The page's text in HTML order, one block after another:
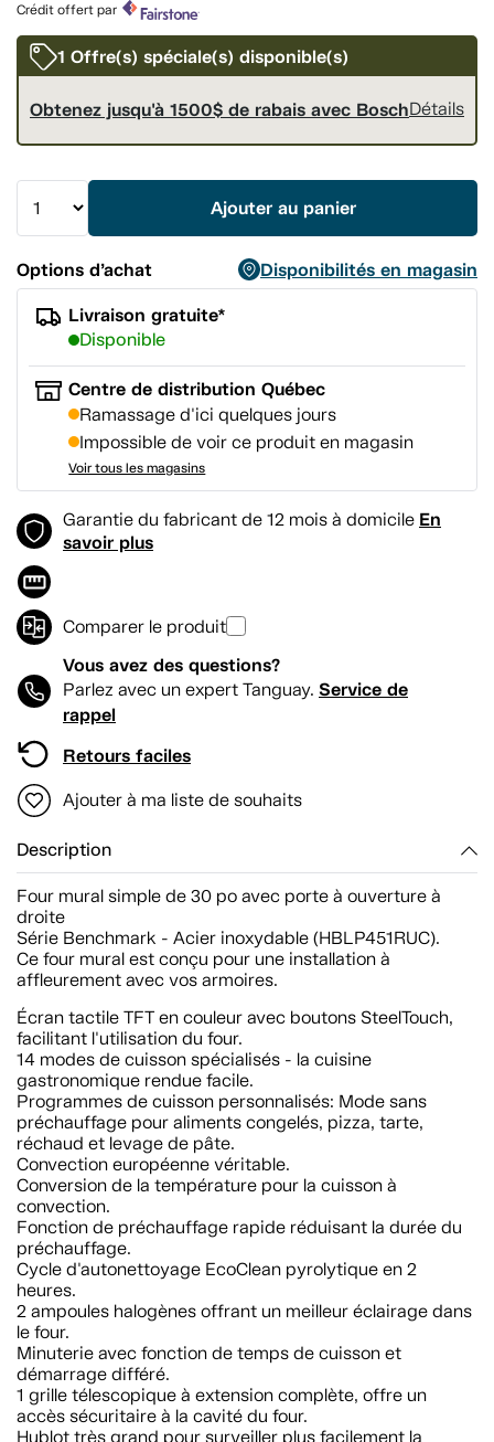
Lien
vers
la
même
Crédit offert par
1 Offre(s) spéciale(s) disponible(s)
Obtenez jusqu'à 1500$ de rabais avec BoschDétails
Ajouter au panier
Options d’achat
Disponibilités en magasin
Livraison gratuite*
Disponible
Centre de distribution Québec
Ramassage d'ici quelques jours
Impossible de voir ce produit en magasin
Voir tous les magasins
Garantie du fabricant de 12 mois à domicile En
savoir plus
Comparer le produit
Vous avez des questions?
Parlez avec un expert Tanguay. Service de
rappel
Retours faciles
Ajouter à ma liste de souhaits
Description
Four mural simple de 30 po avec porte à ouverture à
droite
Série Benchmark - Acier inoxydable (HBLP451RUC).
Ce four mural est conçu pour une installation à
affleurement avec vos armoires.
Écran tactile TFT en couleur avec boutons SteelTouch,
facilitant l'utilisation du four.
14 modes de cuisson spécialisés - la cuisine
gastronomique rendue facile.
Programmes de cuisson personnalisés: Mode sans
préchauffage pour aliments congelés, pizza, tarte,
réchaud et levage de pâte.
Convection européenne véritable.
Conversion de la température pour la cuisson à
convection.
Fonction de préchauffage rapide réduisant la durée du
préchauffage.
Cycle d'autonettoyage EcoClean pyrolytique en 2
heures.
2 ampoules halogènes offrant un meilleur éclairage dans
le four.
Minuterie avec fonction de temps de cuisson et
démarrage différé.
1 grille télescopique à extension complète, offre un
accès sécuritaire à la cavité du four.
Hublot très grand pour surveiller plus facilement la